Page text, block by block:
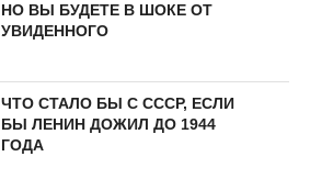
НО ВЫ БУДЕТЕ В ШОКЕ ОТ
УВИДЕННОГО
ЧТО СТАЛО БЫ С СССР, ЕСЛИ
БЫ ЛЕНИН ДОЖИЛ ДО 1944
ГОДА